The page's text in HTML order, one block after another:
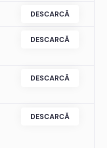
DESCARCĂ
DESCARCĂ
DESCARCĂ
DESCARCĂ